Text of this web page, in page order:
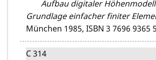
Aufbau digitaler
Grundlage einfacher finiter
München 1985, ISBN 3 7696 9365
C 314